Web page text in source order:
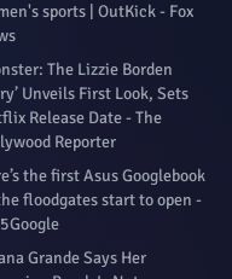
sports | OutKick - Fox
The Lizzie Borden
Unveils First Look, Sets
Release Date - The
Reporter
the first Asus Googlebook
floodgates start to open -
Grande Says Her